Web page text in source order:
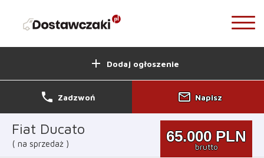
add Dodaj ogłoszenie
Fiat Ducato
na sprzedaż 65.000 PLN
brutto
phone Zadzwoń mail_outline Napisz